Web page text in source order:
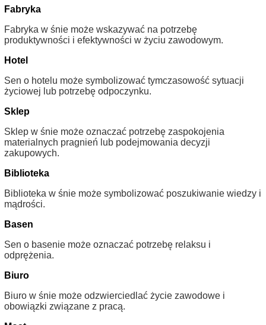
Fabryka
Fabryka w śnie może wskazywać na potrzebę
produktywności i efektywności w życiu zawodowym.
Hotel
Sen o hotelu może symbolizować tymczasowość sytuacji
życiowej lub potrzebę odpoczynku.
Sklep
Sklep w śnie może oznaczać potrzebę zaspokojenia
materialnych pragnień lub podejmowania decyzji
zakupowych.
Biblioteka
Biblioteka w śnie może symbolizować poszukiwanie wiedzy i
mądrości.
Basen
Sen o basenie może oznaczać potrzebę relaksu i
odprężenia.
Biuro
Biuro w śnie może odzwierciedlać życie zawodowe i
obowiązki związane z pracą.